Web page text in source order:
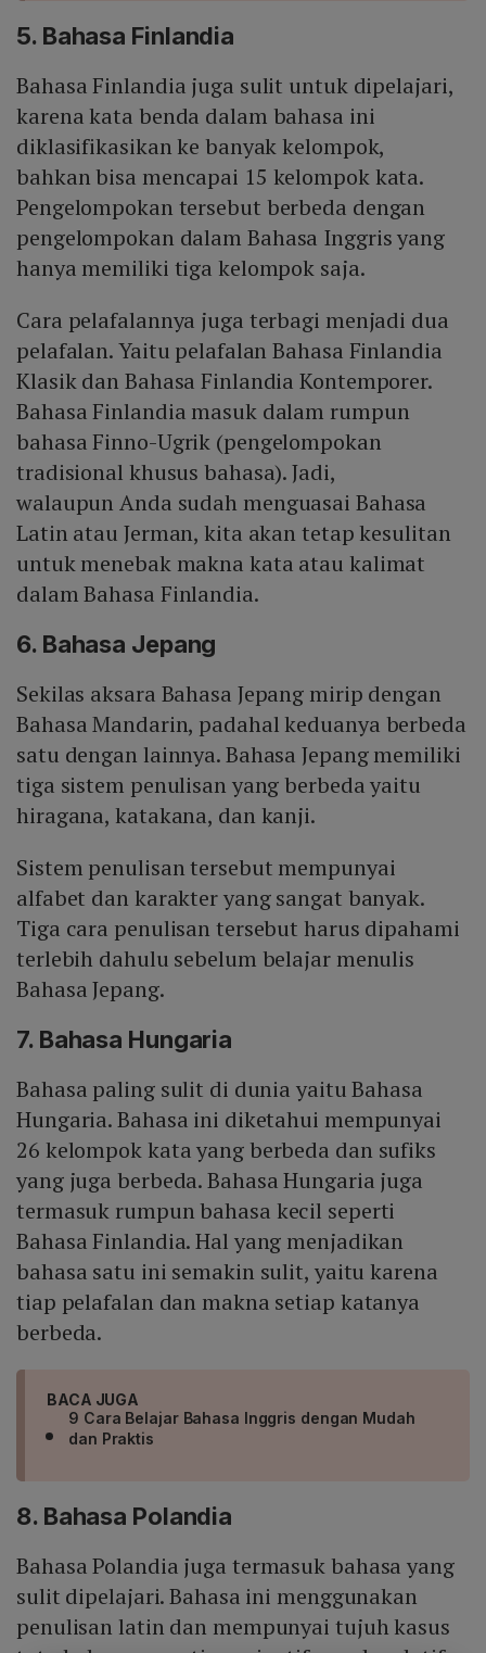
5. Bahasa Finlandia
Bahasa Finlandia juga sulit untuk dipelajari,
karena kata benda dalam bahasa ini
diklasifikasikan ke banyak kelompok,
bahkan bisa mencapai 15 kelompok kata.
Pengelompokan tersebut berbeda dengan
pengelompokan dalam Bahasa Inggris yang
hanya memiliki tiga kelompok saja.
Cara pelafalannya juga terbagi menjadi dua
pelafalan. Yaitu pelafalan Bahasa Finlandia
Klasik dan Bahasa Finlandia Kontemporer.
Bahasa Finlandia masuk dalam rumpun
bahasa Finno-Ugrik (pengelompokan
tradisional khusus bahasa). Jadi,
walaupun Anda sudah menguasai Bahasa
Latin atau Jerman, kita akan tetap kesulitan
untuk menebak makna kata atau kalimat
dalam Bahasa Finlandia.
6. Bahasa Jepang
Sekilas aksara Bahasa Jepang mirip dengan
Bahasa Mandarin, padahal keduanya berbeda
satu dengan lainnya. Bahasa Jepang memiliki
tiga sistem penulisan yang berbeda yaitu
hiragana, katakana, dan kanji.
Sistem penulisan tersebut mempunyai
alfabet dan karakter yang sangat banyak.
Tiga cara penulisan tersebut harus dipahami
terlebih dahulu sebelum belajar menulis
Bahasa Jepang.
7. Bahasa Hungaria
Bahasa paling sulit di dunia yaitu Bahasa
Hungaria. Bahasa ini diketahui mempunyai
26 kelompok kata yang berbeda dan sufiks
yang juga berbeda. Bahasa Hungaria juga
termasuk rumpun bahasa kecil seperti
Bahasa Finlandia. Hal yang menjadikan
bahasa satu ini semakin sulit, yaitu karena
tiap pelafalan dan makna setiap katanya
berbeda.
BACA JUGA
9 Cara Belajar Bahasa Inggris dengan Mudah
dan Praktis
8. Bahasa Polandia
Bahasa Polandia juga termasuk bahasa yang
sulit dipelajari. Bahasa ini menggunakan
penulisan latin dan mempunyai tujuh kasus